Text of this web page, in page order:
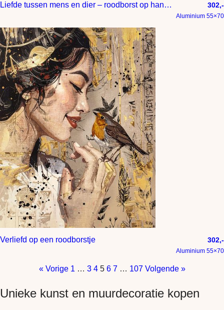
Liefde tussen mens en dier – roodborst op hand van Afrikaanse vrouw 302,-
Aluminium 55×70
Verliefd op een roodborstje 302,-
Aluminium 55×70
« Vorige 1 … 3 4 5 6 7 … 107 Volgende »
Unieke kunst en muurdecoratie kopen